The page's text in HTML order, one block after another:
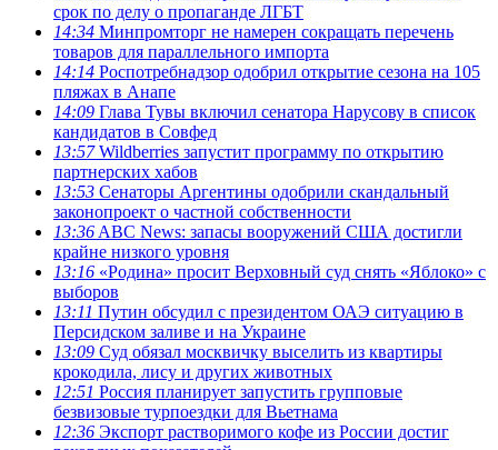
срок по делу о пропаганде ЛГБТ
14:34 Минпромторг не намерен сокращать перечень
товаров для параллельного импорта
14:14 Роспотребнадзор одобрил открытие сезона на 105
пляжах в Анапе
14:09 Глава Тувы включил сенатора Нарусову в список
кандидатов в Совфед
13:57Wildberries запустит программу по открытию
партнерских хабов
13:53 Сенаторы Аргентины одобрили скандальный
законопроект о частной собственности
13:36 ABC News: запасы вооружений США достигли
крайне низкого уровня
13:16 «Родина» просит Верховный суд снять «Яблоко» с
выборов
13:11 Путин обсудил с президентом ОАЭ ситуацию в
Персидском заливе и на Украине
13:09 Суд обязал москвичку выселить из квартиры
крокодила, лису и других животных
12:51 Россия планирует запустить групповые
безвизовые турпоездки для Вьетнама
12:36 Экспорт растворимого кофе из России достиг